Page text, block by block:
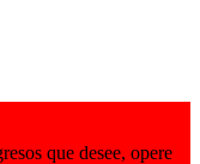
que desee, opere